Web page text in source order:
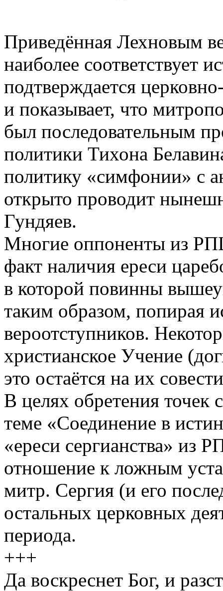
Приведённая Лехновым
наиболее соответствует
подтверждается
и показывает, что
был последовательным
политики Тихона
политику «симфонии» с
открыто проводит
Гундяев.
Многие оппоненты из
факт наличия ереси
в которой повинны
таким образом, попирая
вероотступников.
христианское Учение
это остаётся на их
В целях обретения точек
теме «Соединение в
«ереси сергианства» из
отношение к ложным
митр. Сергия (и его
остальных церковных
периода.
+++
Да воскреснет Бог, и